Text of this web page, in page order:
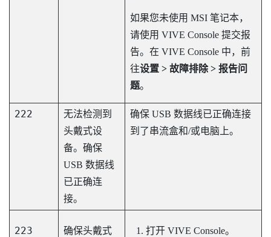
如果您未使用 MSI 笔记本，
请使用 VIVE Console 提交报
告。在 VIVE Console 中，前
往设置 > 故障排除 > 报告问
题。
222
无法检测到
头戴式设
备。确保
USB 数据线
已正确连
接。
确保 USB 数据线已正确连接
到了串流盒和/或电脑上。
223
确保头戴式
打开 VIVE Console。